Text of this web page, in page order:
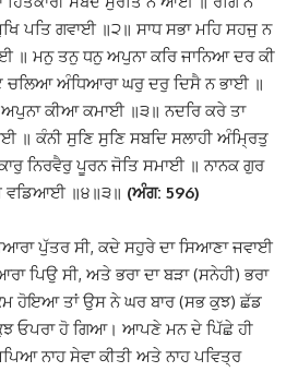
ਪਤਿ ਗਵਾਈ ॥੨॥ ਸਾਧ ਸਭਾ ਮਹਿ ਸਹਜੁ ਨ
॥ ਮਨੁ ਤਨੁ ਧਨੁ ਅਪੁਨਾ ਕਰਿ ਜਾਨਿਆ ਦਰ ਕੀ
ਚਲਿਆ ਅੰਧਿਆਰਾ ਘਰੁ ਦਰੁ ਦਿਸੈ ਨ ਭਾਈ ॥
ਅਪੁਨਾ ਕੀਆ ਕਮਾਈ ॥੩॥ ਨਦਰਿ ਕਰੇ ਤਾ
॥ ਕੰਨੀ ਸੁਣਿ ਸੁਣਿ ਸਬਦਿ ਸਲਾਹੀ ਅੰਮ੍ਰਿਤੁ
ਨਿਰਵੈਰੁ ਪੂਰਨ ਜੋਤਿ ਸਮਾਈ ॥ ਨਾਨਕ ਗੁਰ
ਵਡਿਆਈ ॥੪॥੩॥ (ਅੰਗ: 596)
ਪੁੱਤਰ ਸੀ, ਕਦੇ ਸਹੁਰੇ ਦਾ ਸਿਆਣਾ ਜਵਾਈ
ਪਿਉ ਸੀ, ਅਤੇ ਭਰਾ ਦਾ ਬੜਾ (ਸਨੇਹੀ) ਭਰਾ
ਹੋਇਆ ਤਾਂ ਉਸ ਨੇ ਘਰ ਬਾਰ (ਸਭ ਕੁਝ) ਛੱਡ
ਓਪਰਾ ਹੋ ਗਿਆ। ਆਪਣੇ ਮਨ ਦੇ ਪਿੱਛੇ ਹੀ
ਨਾਹ ਸੇਵਾ ਕੀਤੀ ਅਤੇ ਨਾਹ ਪਵਿਤ੍ਰ